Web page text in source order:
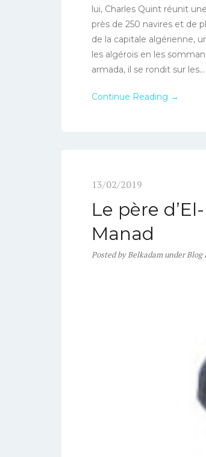
lui, Charles Quint réunit
près de 250 navires et de
de la capitale algérienne,
les algérois en les
armada, il se rondit sur les...
Continue Reading →
13/02/2019
Le père
Manad
PostedbyBelkadam underBlog